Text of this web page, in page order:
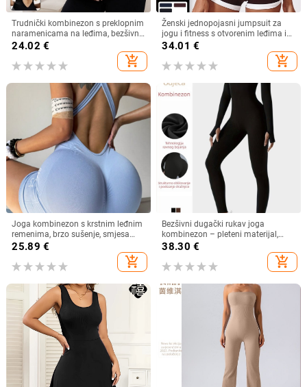
Trudnički kombinezon s preklopnim
naramenicama na leđima, bezšivni
dizajn, najlon 90%/spandeks 10%,
brzo sušenje, s umetcima za grudi
24.02 €
add_shopping_cart
Ženski jednopojasni jumpsuit za
jogu i fitness s otvorenim leđima i
širokim trakama – najlon, 75%
najlon, umetci za dojke включeni,
Cunying brand, ljeto 2025
34.01 €
add_shopping_cart
Joga kombinezon s krstnim leđnim
remenima, brzo sušenje, smjesa
kemijskih vlakana, 90% brokad, 10%
spandex, za sva četiri godišnja
doba
25.89 €
add_shopping_cart
Bezšivni dugački rukav joga
kombinezon – pleteni materijal,
90% najlon, 10% spandeks; upija
vlagu, prozračan; fitness bodysuit
Youhang
38.30 €
add_shopping_cart